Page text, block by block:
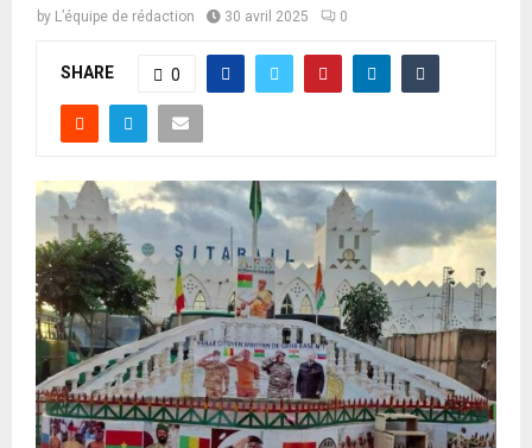
by L’équipe de rédaction 30 avril 2025 0
SHARE 0